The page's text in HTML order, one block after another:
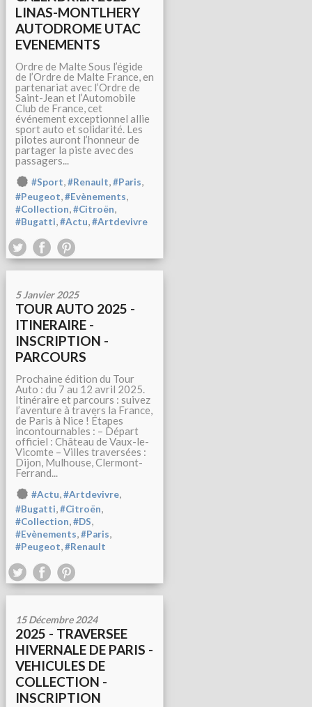
LINAS-MONTLHERY
AUTODROME UTAC
EVENEMENTS
Ordre de Malte Sous l’égide
de l’Ordre de Malte France, en
partenariat avec l’Ordre de
Saint-Jean et l’Automobile
Club de France, cet
événement exceptionnel allie
sport auto et solidarité. Les
pilotes auront l’honneur de
partager la piste avec des
passagers...
#Sport,#Renault,#Paris,
#Peugeot,#Evènements,
#Collection,#Citroën,
#Bugatti,#Actu,#Artdevivre
5 Janvier 2025
TOUR AUTO 2025 -
ITINERAIRE -
INSCRIPTION -
PARCOURS
Prochaine édition du Tour
Auto : du 7 au 12 avril 2025.
Itinéraire et parcours : suivez
l’aventure à travers la France,
de Paris à Nice ! Étapes
incontournables : – Départ
officiel : Château de Vaux-le-
Vicomte – Villes traversées :
Dijon, Mulhouse, Clermont-
Ferrand...
#Actu,#Artdevivre,
#Bugatti,#Citroën,
#Collection,#DS,
#Evènements,#Paris,
#Peugeot,#Renault
15 Décembre 2024
2025 - TRAVERSEE
HIVERNALE DE PARIS -
VEHICULES DE
COLLECTION -
INSCRIPTION